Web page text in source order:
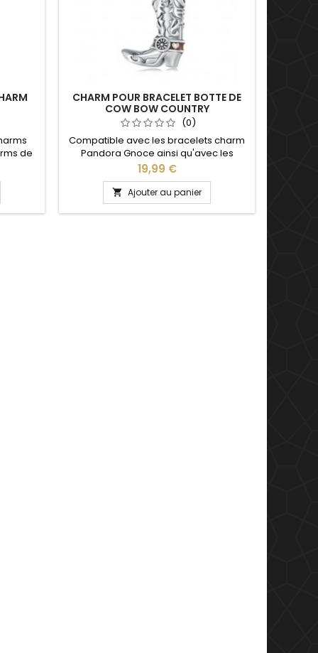
de
de
CHARM POUR BRACELET BOTTE DE
COW BOW COUNTRY
(0)
Compatible avec les bracelets charm
Pandora Gnoce ainsi qu'avec les
bracelets charm de notre site idéal
pour : Noël, Saint Valentin, anniversaire,
cadeau, danseur, danseuse
Prix
19,99 €
 Ajouter au panier